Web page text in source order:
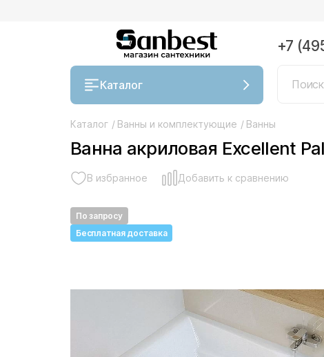
Каталог
+7
Каталог / Ванны и комплектующие / Ванны
Ванна акриловая Excellent
В избранное Добавить к сравнению
По запросу
Бесплатная доставка